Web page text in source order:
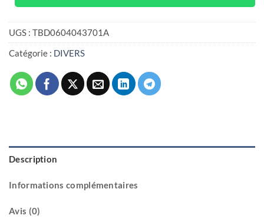
UGS : TBD0604043701A
Catégorie : DIVERS
Description
Informations complémentaires
Avis (0)